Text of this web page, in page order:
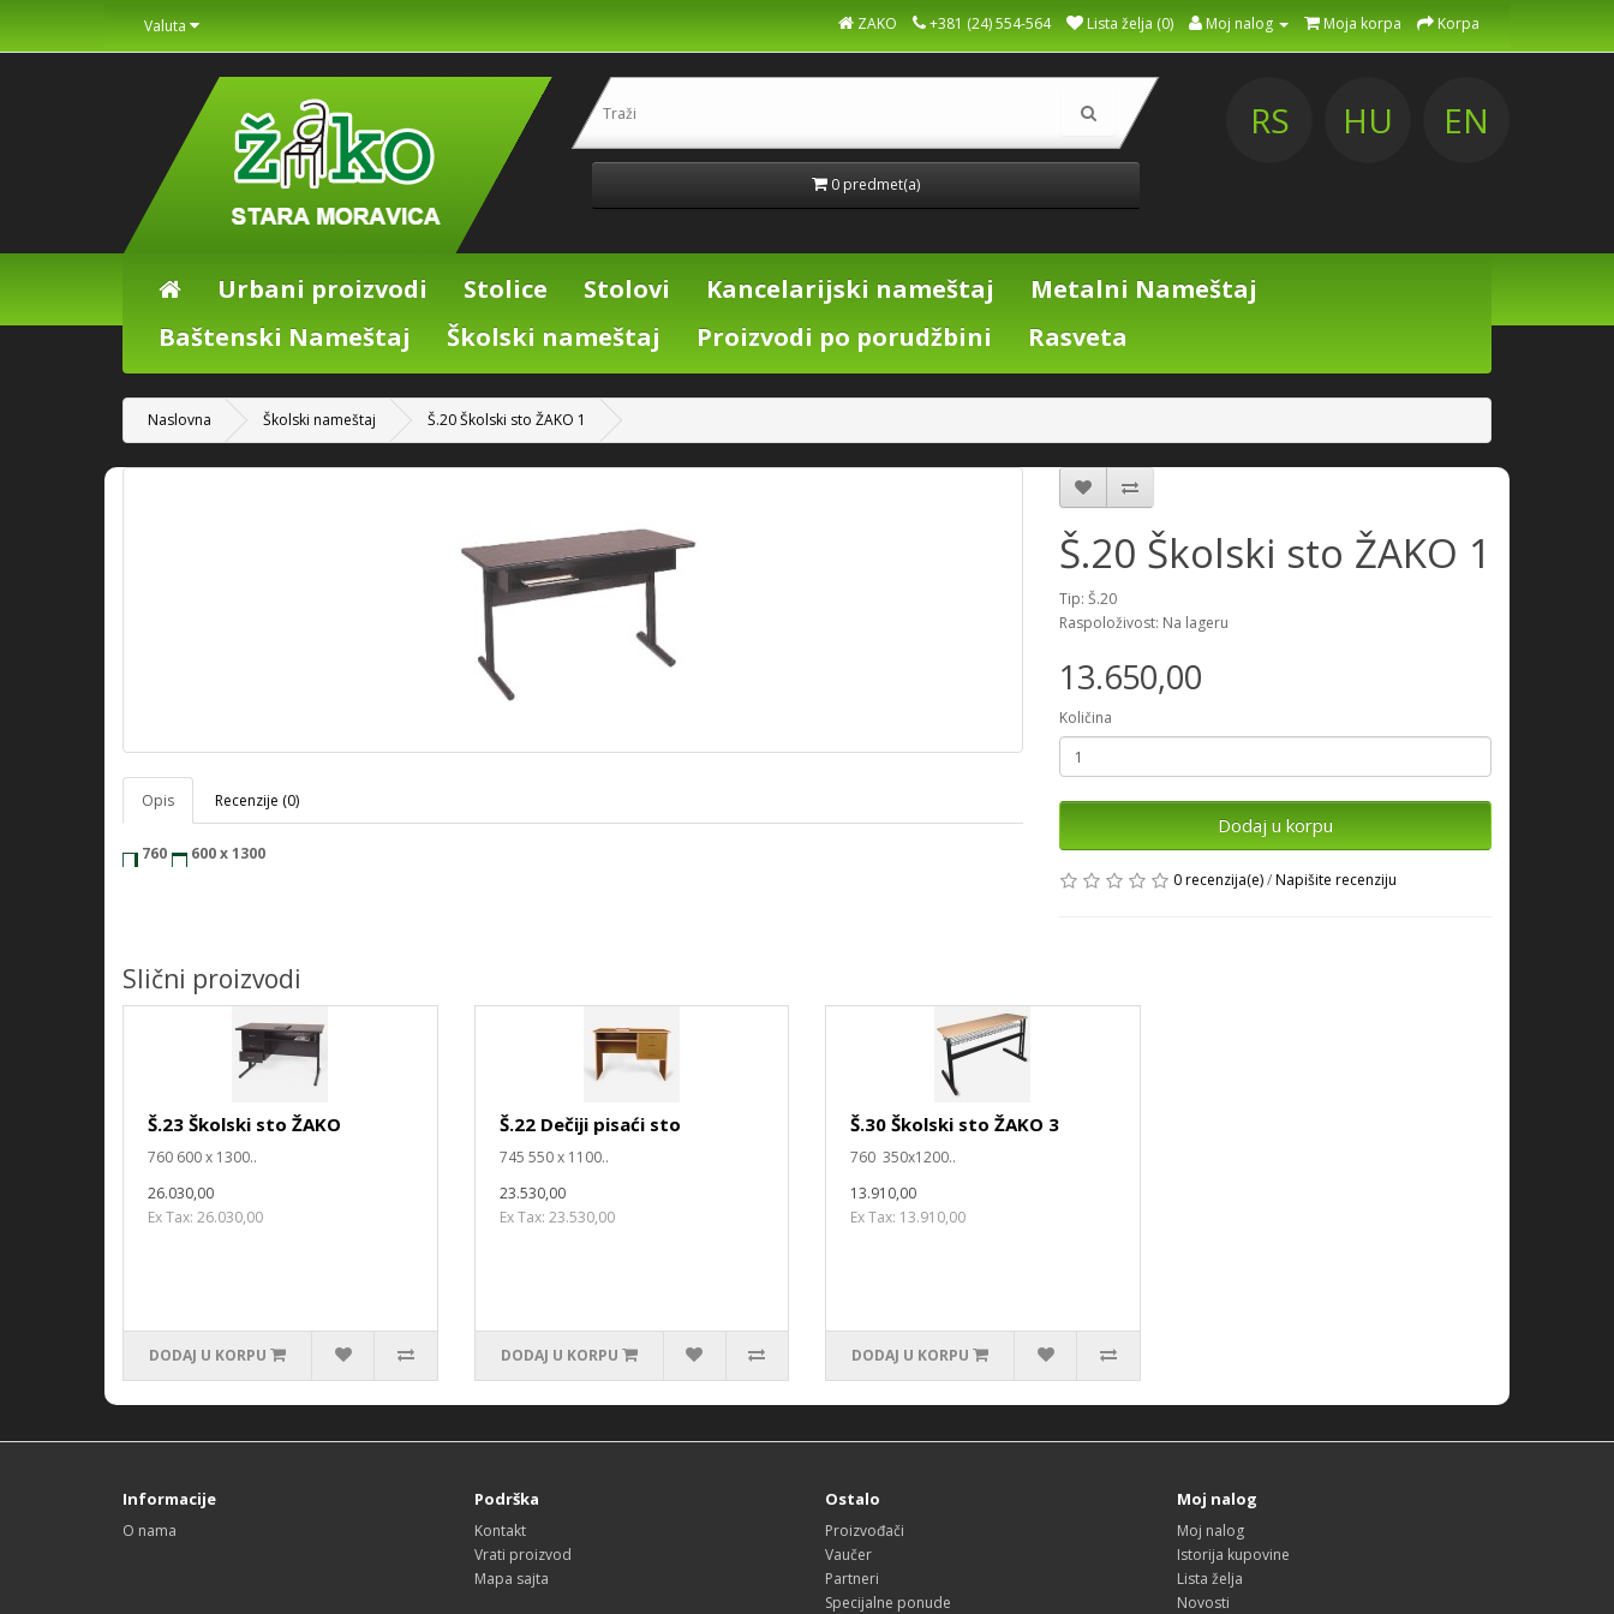
Valuta ZAKO +381 (24) 554-564 Lista želja (0) Moj nalog Moja korpa Korpa
RS HU EN
0 predmet(a)
Urbani proizvodi Stolice Stolovi Kancelarijski nameštaj
Metalni Nameštaj
Baštenski Nameštaj
Školski nameštaj Proizvodi po porudžbini Rasveta
Naslovna Školski nameštaj Š.20 Školski sto ŽAKO 1
Opis Recenzije (0)
760 600 x 1300
Š.20 Školski sto ŽAKO 1
Tip: Š.20
Raspoloživost: Na lageru
13.650,00
Količina
Dodaj u korpu
0 recenzija(e)/Napišite recenziju
Slični proizvodi
Š.23 Školski sto ŽAKO
760 600 x 1300..
26.030,00
Ex Tax: 26.030,00
DODAJ U KORPU
Š.22 Dečiji pisaći sto
745 550 x 1100..
23.530,00
Ex Tax: 23.530,00
DODAJ U KORPU
Š.30 Školski sto ŽAKO 3
760 350x1200..
13.910,00
Ex Tax: 13.910,00
DODAJ U KORPU
Informacije
O nama
Podrška
Kontakt
Vrati proizvod
Mapa sajta
Ostalo
Proizvođači
Vaučer
Partneri
Specijalne ponude
Moj nalog
Moj nalog
Istorija kupovine
Lista želja
Novosti